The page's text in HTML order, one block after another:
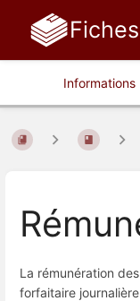
Informations
La rémunération
forfaitaire